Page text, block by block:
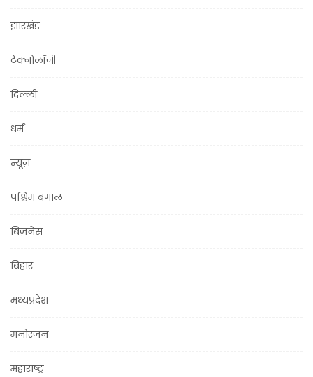
झारखंड
टेक्नोलॉजी
दिल्ली
धर्म
न्यूज़
पश्चिम बंगाल
बिज़नेस
बिहार
मध्यप्रदेश
मनोरंजन
महाराष्ट्र